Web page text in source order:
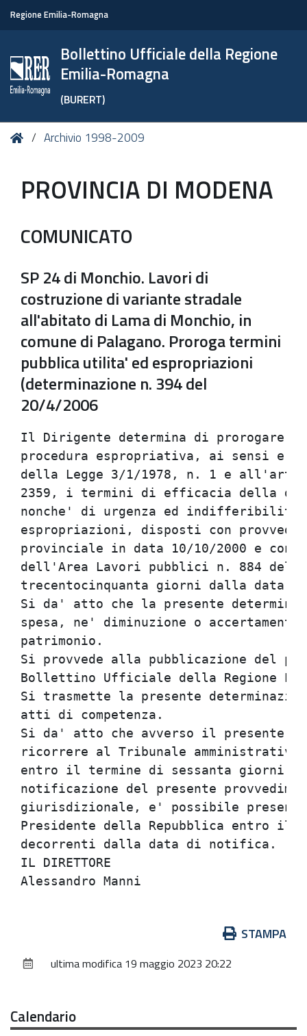
Regione Emilia-Romagna
Bollettino Ufficiale della Regione
Emilia-Romagna
(BURERT)
Tu HomeArchivio 1998-2009
PROVINCIA DI MODENA
COMUNICATO
SP 24 di Monchio. Lavori di
costruzione di variante stradale
all'abitato di Lama di Monchio, in
comune di Palagano. Proroga termini
pubblica utilita' ed espropriazioni
(determinazione n. 394 del
20/4/2006
Il Dirigente determina di prorogare,
procedura espropriativa, ai sensi
della Legge 3/1/1978, n. 1 e all'art.
2359, i termini di efficacia della
nonche' di urgenza ed
espropriazioni, disposti con
provinciale in data 10/10/2000 e con
dell'Area Lavori pubblici n. 884 del
trecentocinquanta giorni dalla data
Si da' atto che la presente
spesa, ne' diminuzione o
patrimonio.
Si provvede alla pubblicazione del
Bollettino Ufficiale della Regione
Si trasmette la presente
atti di competenza.
Si da' atto che avverso il presente
ricorrere al Tribunale amministrativo
entro il termine di sessanta giorni,
notificazione del presente
giurisdizionale, e' possibile
Presidente della Repubblica entro il
decorrenti dalla data di notifica.
IL DIRETTORE
documento
STAMPA
ultima modifica 19 maggio 2023 20:22
Calendario